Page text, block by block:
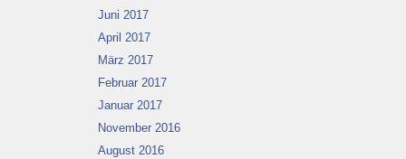
Juni 2017
April 2017
März 2017
Februar 2017
Januar 2017
November 2016
August 2016